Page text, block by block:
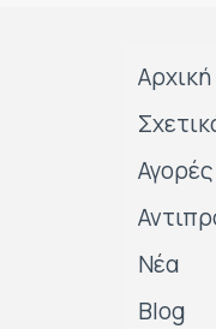
Αγορές
Νέα
Blog